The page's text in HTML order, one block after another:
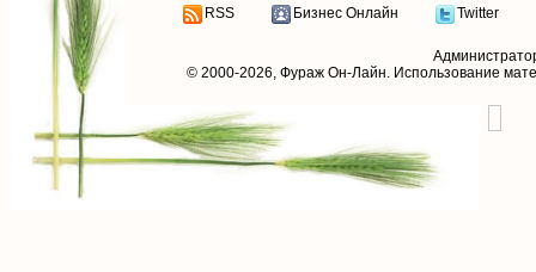
RSS Бизнес Онлайн Twitter
© 2000-2026, Фураж Он-Лайн. Использование